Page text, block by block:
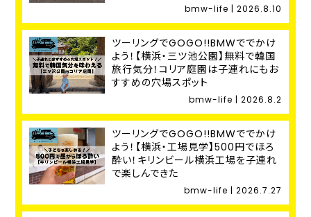
bmw-life | 2026.8.10
ツーリングでGOGO!!BMWででかけ
よう！【横浜・三ツ池公園】無料で韓国
旅行気分！コリア庭園は子連れにもお
すすめの穴場スポット
bmw-life | 2026.8.2
ツーリングでGOGO!!BMWででかけ
よう！【横浜・工場見学】500円でほろ
酔い！キリンビール横浜工場を子連れ
で楽しんできた
bmw-life | 2026.7.27